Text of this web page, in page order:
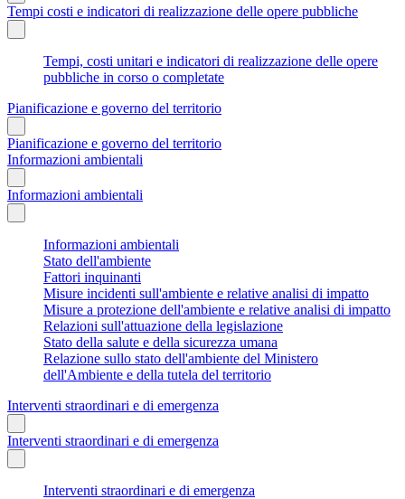
Tempi costi e indicatori di realizzazione delle opere pubbliche
Tempi, costi unitari e indicatori di realizzazione delle opere
pubbliche in corso o completate
Pianificazione e governo del territorio
Pianificazione e governo del territorio
Informazioni ambientali
Informazioni ambientali
Informazioni ambientali
Stato dell'ambiente
Fattori inquinanti
Misure incidenti sull'ambiente e relative analisi di impatto
Misure a protezione dell'ambiente e relative analisi di impatto
Relazioni sull'attuazione della legislazione
Stato della salute e della sicurezza umana
Relazione sullo stato dell'ambiente del Ministero
dell'Ambiente e della tutela del territorio
Interventi straordinari e di emergenza
Interventi straordinari e di emergenza
Interventi straordinari e di emergenza